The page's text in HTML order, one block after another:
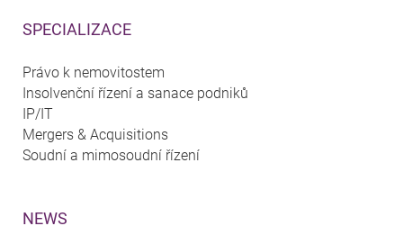
SPECIALIZACE
Právo k nemovitostem
Insolvenční řízení a sanace podniků
IP/IT
Mergers & Acquisitions
Soudní a mimosoudní řízení
NEWS